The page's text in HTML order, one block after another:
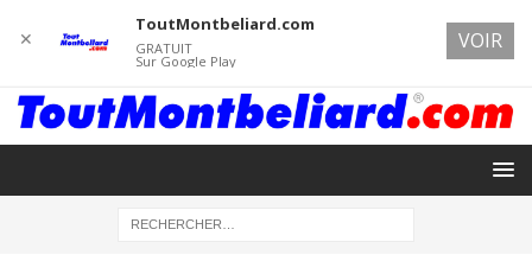
✕
ToutMontbeliard.com
GRATUIT
Sur Google Play
VOIR